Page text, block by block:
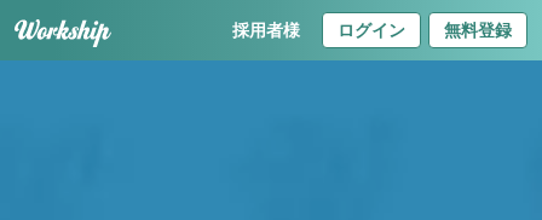
採用者様 ログイン 無料登録